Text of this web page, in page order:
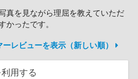
真を見ながら理屈を教えていただ
かったです。
レビューを表示（新しい順）
用する